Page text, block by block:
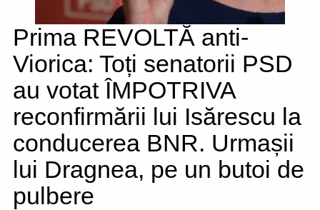
Prima REVOLTĂ anti-
Viorica: Toți senatorii PSD
au votat ÎMPOTRIVA
reconfirmării lui Isărescu la
conducerea BNR. Urmașii
lui Dragnea, pe un butoi de
pulbere